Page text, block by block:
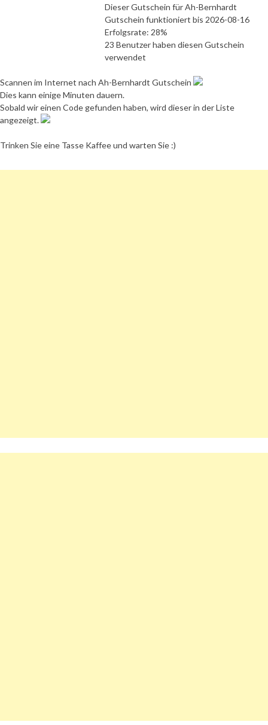
Dieser Gutschein für Ah-Bernhardt
Gutschein funktioniert bis 2026-08-16
Erfolgsrate: 28%
23 Benutzer haben diesen Gutschein
verwendet
Scannen im Internet nach Ah-Bernhardt Gutschein
Dies kann einige Minuten dauern.
Sobald wir einen Code gefunden haben, wird dieser in der Liste
angezeigt.
Trinken Sie eine Tasse Kaffee und warten Sie :)